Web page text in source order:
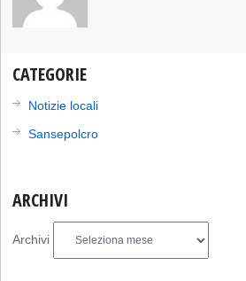
CATEGORIE
Notizie locali
Sansepolcro
ARCHIVI
Archivi